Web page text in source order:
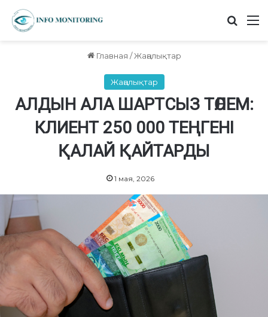
Главная / Жаңалықтар
Жаңалықтар
АЛДЫН АЛА ШАРТСЫЗ ТӨЛЕМ:
КЛИЕНТ 250 000 ТЕҢГЕНІ
ҚАЛАЙ ҚАЙТАРДЫ
1 мая, 2026